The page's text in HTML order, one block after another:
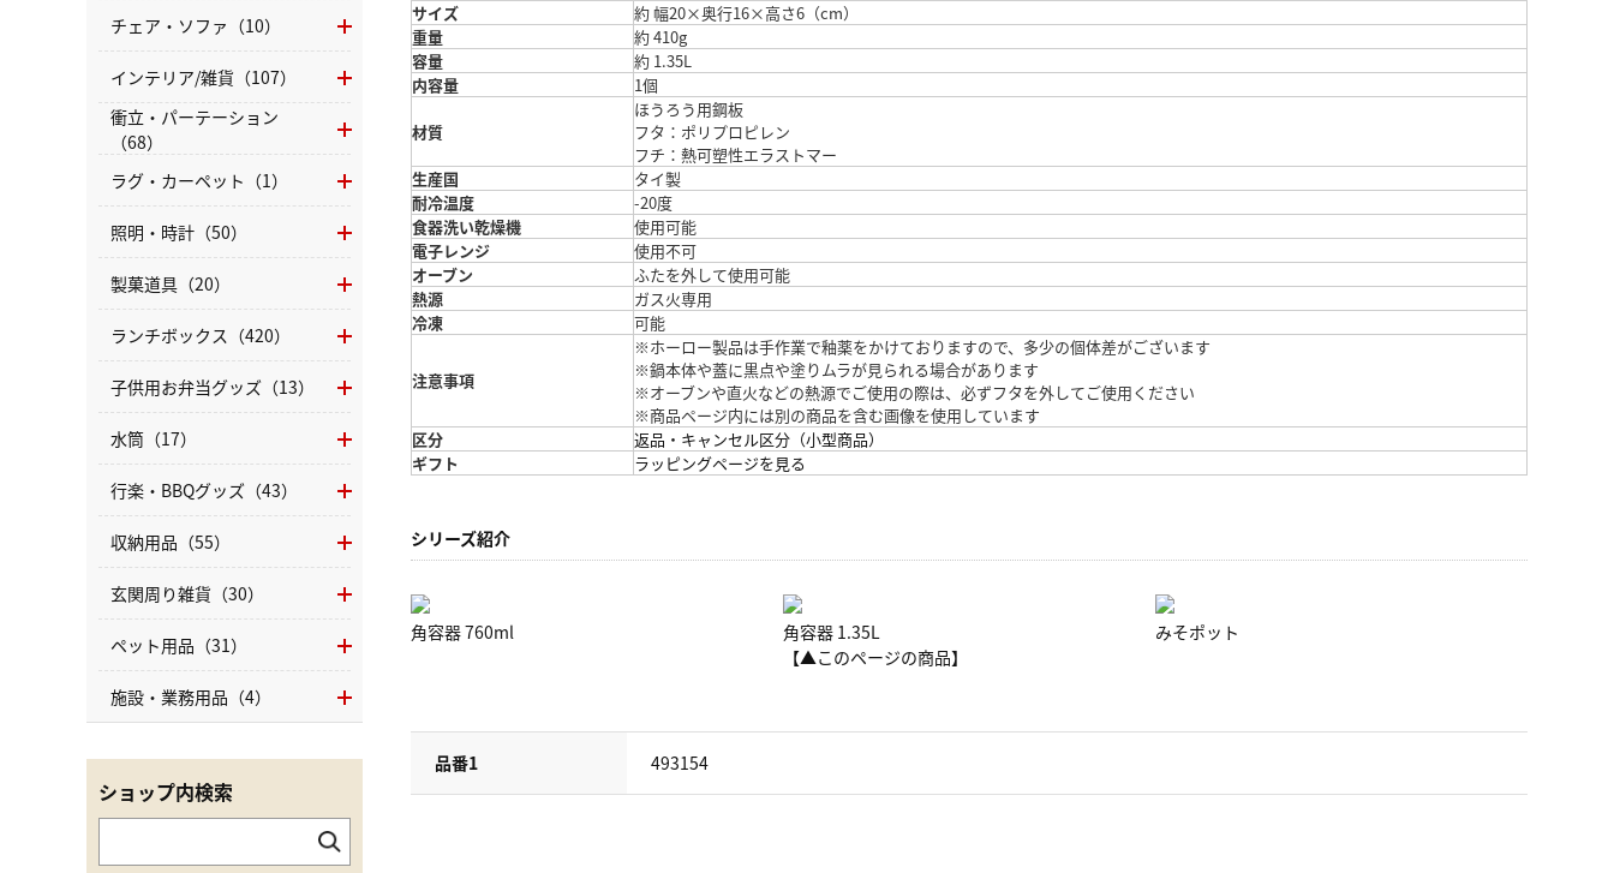
サイズ
約 幅20×奥行16×高さ6（cm）
重量
約 410g
容量
約 1.35L
内容量
1個
材質
ほうろう用鋼板
フタ：ポリプロピレン
フチ：熱可塑性エラストマー
生産国
タイ製
耐冷温度
-20度
食器洗い乾燥機
使用可能
電子レンジ
使用不可
オーブン
ふたを外して使用可能
熱源
ガス火専用
冷凍
可能
注意事項
※ホーロー製品は手作業で釉薬をかけておりますので、多少の個体差がございます
※鍋本体や蓋に黒点や塗りムラが見られる場合があります
※オーブンや直火などの熱源でご使用の際は、必ずフタを外してご使用ください
※商品ページ内には別の商品を含む画像を使用しています
区分
返品・キャンセル区分（小型商品）
ギフト
ラッピングページを見る
シリーズ紹介
角容器 760ml
角容器 1.35L
【▲このページの商品】
みそポット
品番1 493154
チェア・ソファ（10）
インテリア/雑貨（107）
衝立・パーテーション
（68）
ラグ・カーペット（1）
照明・時計（50）
製菓道具（20）
ランチボックス（420）
子供用お弁当グッズ（13）
水筒（17）
行楽・BBQグッズ（43）
収納用品（55）
玄関周り雑貨（30）
ペット用品（31）
施設・業務用品（4）
ショップ内検索